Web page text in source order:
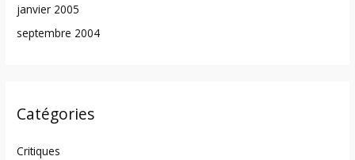
janvier 2005
septembre 2004
Catégories
Critiques